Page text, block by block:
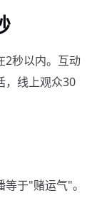
2秒以内。互动
线上观众30
于"赌运气"。